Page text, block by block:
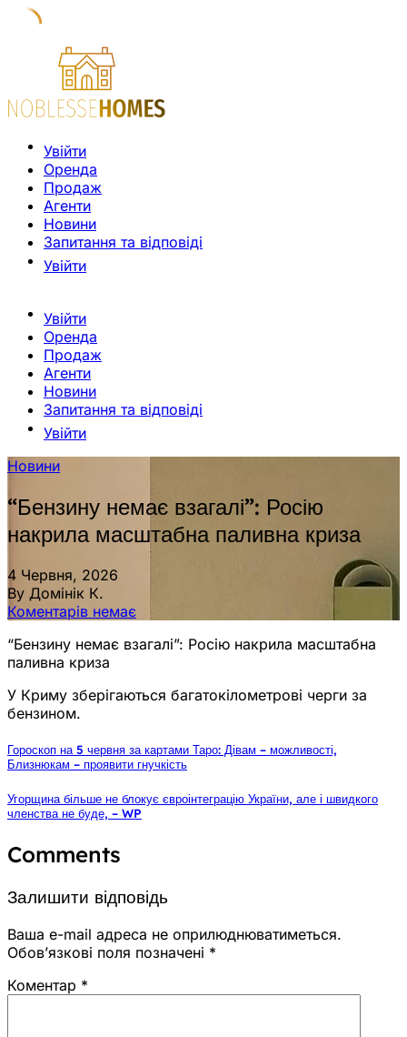
Увійти
Оренда
Продаж
Агенти
Новини
Запитання та відповіді
Увійти
Увійти
Оренда
Продаж
Агенти
Новини
Запитання та відповіді
Увійти
Новини
“Бензину немає взагалі”: Росію
накрила масштабна паливна криза
4 Червня, 2026
By Домінік К.
Коментарів немає
“Бензину немає взагалі”: Росію накрила масштабна
паливна криза
У Криму зберігаються багатокілометрові черги за
бензином.
Гороскоп на 5 червня за картами Таро: Дівам – можливості,
Близнюкам – проявити гнучкість
Угорщина більше не блокує євроінтеграцію України, але і швидкого
членства не буде, – WP
Comments
Залишити відповідь
Ваша e-mail адреса не оприлюднюватиметься.
Обов’язкові поля позначені *
Коментар *